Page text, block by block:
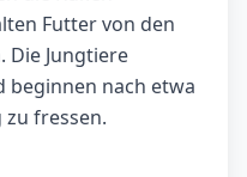
Futter von den
Die Jungtiere
beginnen nach etwa
fressen.